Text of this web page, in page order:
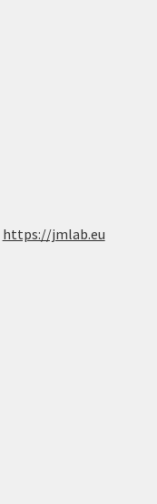
https://jmlab.eu